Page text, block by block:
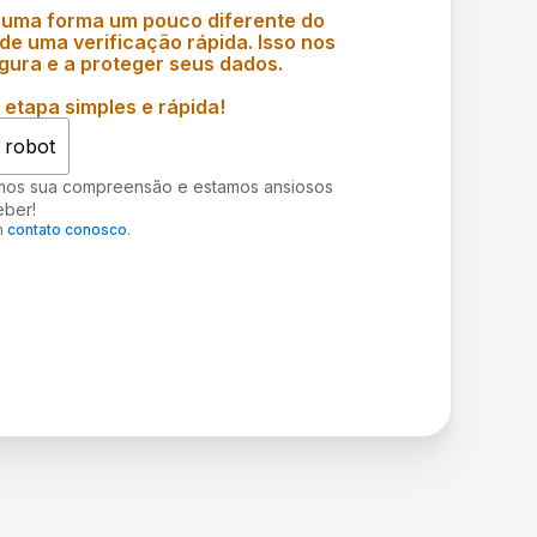
forma um pouco diferente do
uma verificação rápida. Isso nos
e a proteger seus dados.
simples e rápida!
robot
sua compreensão e estamos ansiosos
contato conosco.